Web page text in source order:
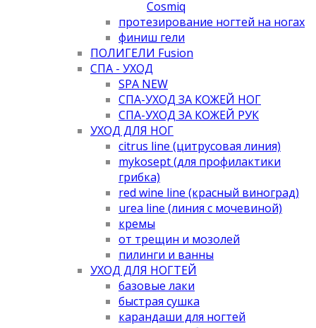
Cosmiq
протезирование ногтей на ногах
финиш гели
ПОЛИГЕЛИ Fusion
СПА - УХОД
SPA NEW
СПА-УХОД ЗА КОЖЕЙ НОГ
СПА-УХОД ЗА КОЖЕЙ РУК
УХОД ДЛЯ НОГ
citrus line (цитрусовая линия)
mykosept (для профилактики
грибка)
red wine line (красный виноград)
urea line (линия с мочевиной)
кремы
от трещин и мозолей
пилинги и ванны
УХОД ДЛЯ НОГТЕЙ
базовые лаки
быстрая сушка
карандаши для ногтей